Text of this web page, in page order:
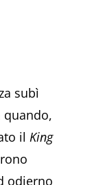
subì
il King
odierno